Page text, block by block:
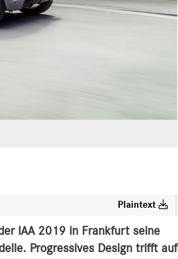
Plaintext
IAA 2019 in Frankfurt seine
Progressives Design trifft auf